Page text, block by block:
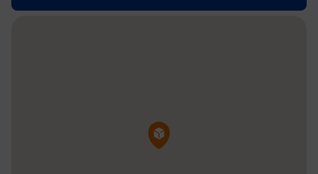
Pin de la carte